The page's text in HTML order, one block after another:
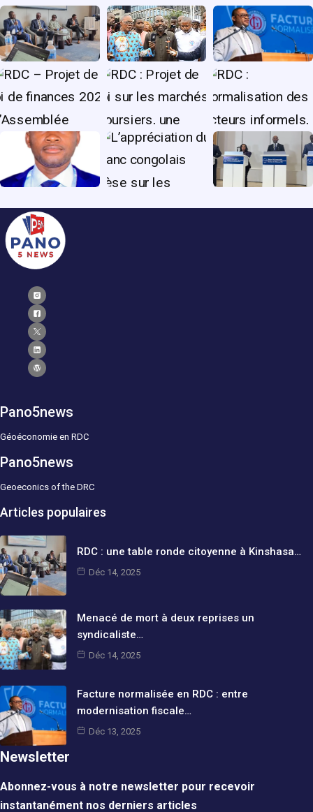
Pano5news
Géoéconomie en RDC
Pano5news
Geoeconics of the DRC
Articles populaires
RDC : une table ronde citoyenne à Kinshasa…
Déc 14, 2025
Menacé de mort à deux reprises un
syndicaliste…
Déc 14, 2025
Facture normalisée en RDC : entre
modernisation fiscale…
Déc 13, 2025
Newsletter
Abonnez-vous à notre newsletter pour recevoir
instantanément nos derniers articles